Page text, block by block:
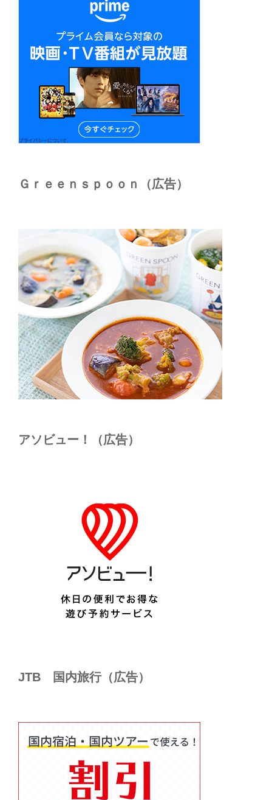
Ｇｒｅｅｎｓｐｏｏｎ（広告）
アソビュー！（広告）
JTB 国内旅行（広告）